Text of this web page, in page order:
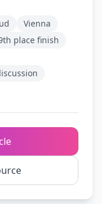
Vienna
place finish